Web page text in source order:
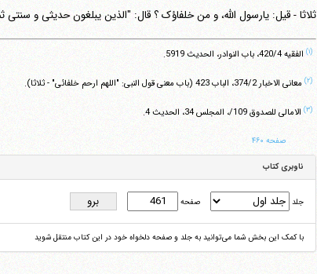
ثلاثا - قیل: یارسول الله، و من خلفاؤک ؟ قال: "الذین یبلغون حدیثی و سنتی
(۱) الفقیه ‏420/4، باب النوادر، الحدیث 5919.
(۲) معانی الاخبار ‏374/2، الباب 423 (باب معنی قول النبی: "اللهم ارحم خلفائی" - ثلاثا).
(۳) الامالی للصدوق 109/، المجلس 34، الحدیث 4.
صفحه ۴۶۰
ناوبری کتاب
جلد صفحه
با کمک این بخش شما می‌توانید به جلد و صفحه دلخواه خود در این کتاب منتقل شوید
فکس